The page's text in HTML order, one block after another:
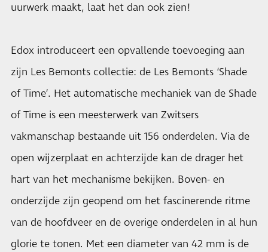
uurwerk maakt, laat het dan ook zien!
Edox introduceert een opvallende toevoeging aan
zijn Les Bemonts collectie: de Les Bemonts ‘Shade
of Time’. Het automatische mechaniek van de Shade
of Time is een meesterwerk van Zwitsers
vakmanschap bestaande uit 156 onderdelen. Via de
open wijzerplaat en achterzijde kan de drager het
hart van het mechanisme bekijken. Boven- en
onderzijde zijn geopend om het fascinerende ritme
van de hoofdveer en de overige onderdelen in al hun
glorie te tonen. Met een diameter van 42 mm is de